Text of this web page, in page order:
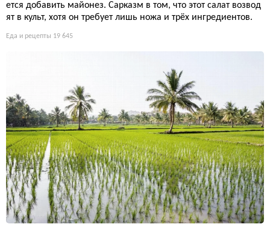
ется добавить майонез. Сарказм в том, что этот салат возвод
ят в культ, хотя он требует лишь ножа и трёх ингредиентов.
Еда и рецепты 19 645